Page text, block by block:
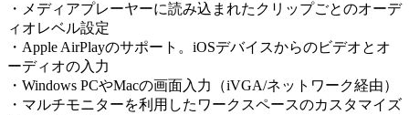
・メディアプレーヤーに読み込まれたクリップごとのオーデ
ィオレベル設定
・Apple AirPlayのサポート。iOSデバイスからのビデオとオ
ーディオの入力
・Windows PCやMacの画面入力（iVGA/ネットワーク経由）
・マルチモニターを利用したワークスペースのカスタマイズ